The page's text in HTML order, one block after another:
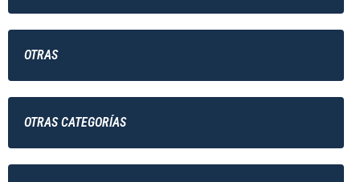
OTRAS
OTRAS CATEGORÍAS